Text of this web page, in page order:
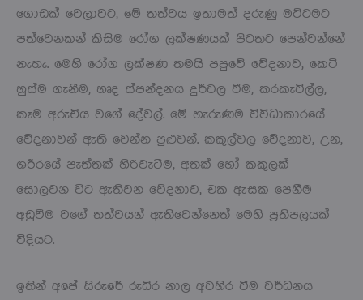
ගොඩක් වෙලාවට, මේ තත්වය ඉතාමත් දරුණු මට්ටමට
පත්වෙනකන් කිසිම රෝග ලක්ෂණයක් පිටතට පෙන්වන්නේ
නැහැ. මෙහි රෝග ලක්ෂණ තමයි පපුවේ වේදනාව, කෙටි
හුස්ම ගැනීම, හෘද ස්පන්දනය දුර්වල වීම, කරකැවිල්ල,
කෑම අරුචිය වගේ දේවල්. මේ හැරුණම විවිධාකාරයේ
වේදනාවන් ඇති වෙන්න පුළුවන්. කකුල්වල වේදනාව, උන,
ශරීරයේ පැත්තක් හිරිවැටීම, අතක් හෝ කකුලක්
සොලවන විට ඇතිවන වේදනාව, එක ඇසක පෙනීම
අඩුවීම වගේ තත්වයන් ඇතිවෙන්නෙත් මෙහි ප්‍රතිපලයක්
විදියට.
ඉතින් අපේ සිරුරේ රුධිර නාල අවහිර වීම වර්ධනය